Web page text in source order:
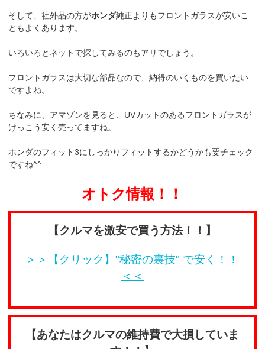
そして、社外品の方がホンダ純正よりもフロントガラスが安いこ
ともよくあります。
いろいろとネットで探してみるのもアリでしょう。
フロントガラスは大切な部品なので、納得のいくものを買いたい
ですよね。
ちなみに、アマゾンを見ると、UVカットのあるフロントガラスが
けっこう安く売ってますね。
ホンダのフィット3にしっかりフィットするかどうかも要チェック
ですね^^
オトク情報！！
【クルマを激安で買う方法！！】
＞＞【クリック】"秘密の裏技" で安く！！
＜＜
【あなたはクルマの維持費で大損していま